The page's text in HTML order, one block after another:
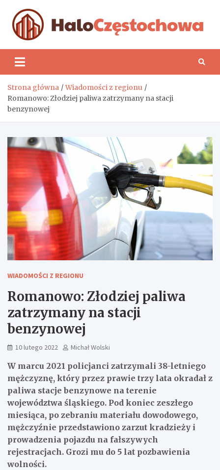
content
Strona główna
Wiadomości z regionu
Romanowo: Złodziej paliwa zatrzymany na stacji
benzynowej
WIADOMOŚCI Z REGIONU
Romanowo: Złodziej paliwa
zatrzymany na stacji
benzynowej
10 lutego 2022 Michał Wolski
W marcu 2021 policjanci zatrzymali 38-letniego
mężczyznę, który przez prawie trzy lata okradał z
paliwa stacje benzynowe na terenie
województwa śląskiego. Pod koniec zeszłego
miesiąca, po zebraniu materiału dowodowego,
mężczyźnie przedstawiono zarzut kradzieży i
prowadzenia pojazdu na fałszywych
rejestracjach. Grozi mu do 5 lat pozbawienia
wolności.